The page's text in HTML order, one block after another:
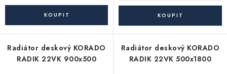
Radiátor deskový KORADO
RADIK 22VK 900x500
Radiátor deskový KORADO
RADIK 22VK 500x1800